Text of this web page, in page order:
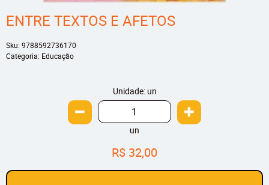
ENTRE TEXTOS E AFETOS
Sku: 9788592736170
Categoria: Educação
Unidade: un
un
R$ 32,00